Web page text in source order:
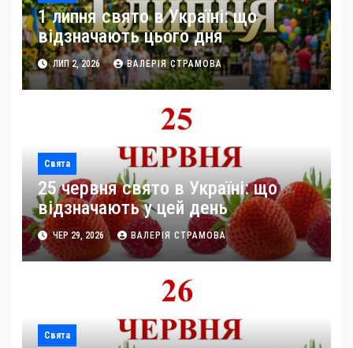
1 липня свято в Україні: що
відзначають цього дня
ЛИП 2, 2026 ВАЛЕРІЯ СТРАМОВА
Свята
25 червня свято в Україні: що
відзначають у цей день
ЧЕР 29, 2026 ВАЛЕРІЯ СТРАМОВА
Свята